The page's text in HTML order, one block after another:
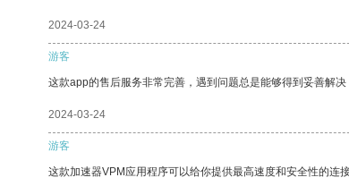
2024-03-24
游客
这款app的售后服务非常完善，遇到问题总是能够得到妥善解决
2024-03-24
游客
这款加速器VPM应用程序可以给你提供最高速度和安全性的连